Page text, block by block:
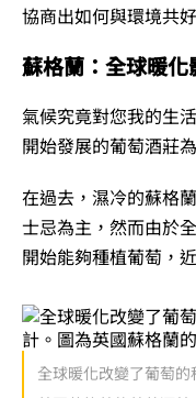
協商出如何與環境共
蘇格蘭：全球暖
氣候究竟對您我的生
開始發展的葡萄酒莊
在過去，濕冷的蘇格
士忌為主，然而由於
開始能夠種植葡萄，
全球暖化改變了葡萄